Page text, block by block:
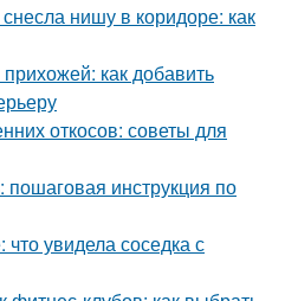
нишу в коридоре: как
как добавить
откосов: советы для
инструкция по
увидела соседка с